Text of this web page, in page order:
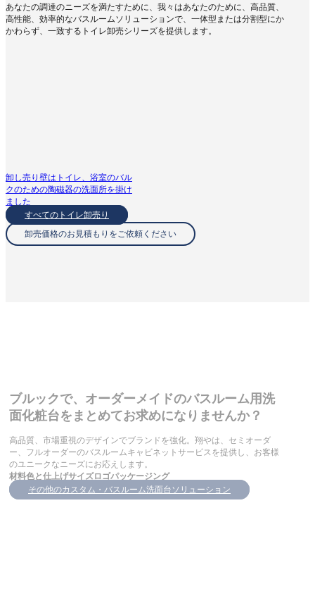
あなたの調達のニーズを満たすために、我々はあなたのために、高品質、
高性能、効率的なバスルームソリューションで、一体型または分割型にか
かわらず、一致するトイレ卸売シリーズを提供します。
卸し売り壁はトイレ、浴室のバル
クのための陶磁器の洗面所を掛け
ました
すべてのトイレ卸売り
卸売価格のお見積もりをご依頼ください
ブルックで、オーダーメイドのバスルーム用洗
面化粧台をまとめてお求めになりませんか？
高品質、市場重視のデザインでブランドを強化。翔やは、セミオーダ
ー、フルオーダーのバスルームキャビネットサービスを提供し、お客様
のユニークなニーズにお応えします。
材料色と仕上げサイズロゴパッケージング
その他のカスタム・バスルーム洗面台ソリューション